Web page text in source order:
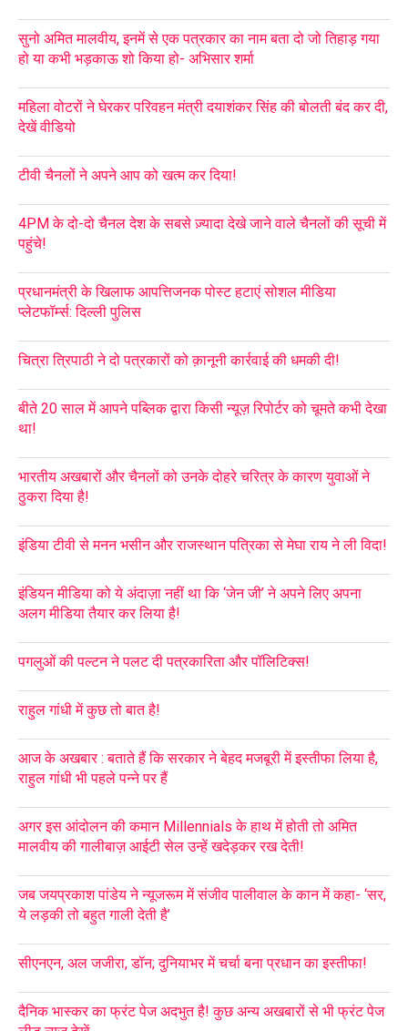
सुनो अमित मालवीय, इनमें से एक पत्रकार का नाम बता दो जो तिहाड़ गया
हो या कभी भड़काऊ शो किया हो- अभिसार शर्मा
महिला वोटरों ने घेरकर परिवहन मंत्री दयाशंकर सिंह की बोलती बंद कर दी,
देखें वीडियो
टीवी चैनलों ने अपने आप को खत्म कर दिया!
4PM के दो-दो चैनल देश के सबसे ज़्यादा देखे जाने वाले चैनलों की सूची में
पहुंचे!
प्रधानमंत्री के खिलाफ आपत्तिजनक पोस्ट हटाएं सोशल मीडिया
प्लेटफॉर्म्स: दिल्ली पुलिस
चित्रा त्रिपाठी ने दो पत्रकारों को क़ानूनी कार्रवाई की धमकी दी!
बीते 20 साल में आपने पब्लिक द्वारा किसी न्यूज़ रिपोर्टर को चूमते कभी देखा
था!
भारतीय अखबारों और चैनलों को उनके दोहरे चरित्र के कारण युवाओं ने
ठुकरा दिया है!
इंडिया टीवी से मनन भसीन और राजस्थान पत्रिका से मेघा राय ने ली विदा!
इंडियन मीडिया को ये अंदाज़ा नहीं था कि ‘जेन जी’ ने अपने लिए अपना
अलग मीडिया तैयार कर लिया है!
पगलुओं की पल्टन ने पलट दी पत्रकारिता और पॉलिटिक्स!
राहुल गांधी में कुछ तो बात है!
आज के अखबार : बताते हैं कि सरकार ने बेहद मजबूरी में इस्तीफा लिया है,
राहुल गांधी भी पहले पन्ने पर हैं
अगर इस आंदोलन की कमान Millennials के हाथ में होती तो अमित
मालवीय की गालीबाज़ आईटी सेल उन्हें खदेड़कर रख देती!
जब जयप्रकाश पांडेय ने न्यूजरूम में संजीव पालीवाल के कान में कहा- ‘सर,
ये लड़की तो बहुत गाली देती है’
सीएनएन, अल जजीरा, डॉन; दुनियाभर में चर्चा बना प्रधान का इस्तीफा!
दैनिक भास्कर का फ्रंट पेज अदभुत है! कुछ अन्य अखबारों से भी फ्रंट पेज